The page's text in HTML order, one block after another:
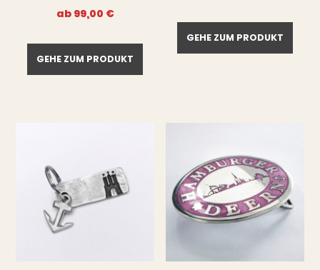
ab 99,00 €
GEHE ZUM PRODUKT
GEHE ZUM PRODUKT